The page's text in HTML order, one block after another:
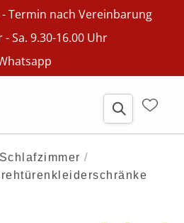
Termin nach Vereinbarung
- Sa. 9.30-16.00 Uhr
Schlafzimmer